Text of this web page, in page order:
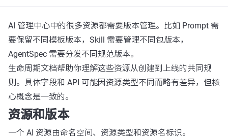
AI 管理中心中的很多资源都需要版本管理。比如 Prompt 需
要保留不同模板版本，Skill 需要管理不同包版本，
AgentSpec 需要分发不同规范版本。
生命周期文档帮助你理解这些资源从创建到上线的共同规
则。具体字段和 API 可能因资源类型不同而略有差异，但核
心概念是一致的。
资源和版本
一个 AI 资源由命名空间、资源类型和资源名标识。